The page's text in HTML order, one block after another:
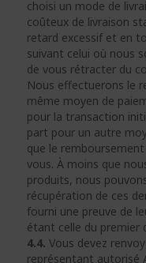
choisi un mode de
coûteux de livraison
retard excessif et en
suivant celui où nous
de vous rétracter du
Nous effectuerons le
même moyen de
pour la transaction
part pour un autre
que le
vous. À moins que
produits, nous
récupération de ces
fourni une preuve de
étant celle du premier
4.4. Vous devez
représentant autorisé